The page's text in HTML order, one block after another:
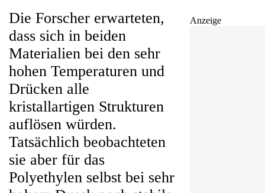
Anzeige
Die Forscher erwarteten,
dass sich in beiden
Materialien bei den sehr
hohen Temperaturen und
Drücken alle
kristallartigen Strukturen
auflösen würden.
Tatsächlich beobachteten
sie aber für das
Polyethylen selbst bei sehr